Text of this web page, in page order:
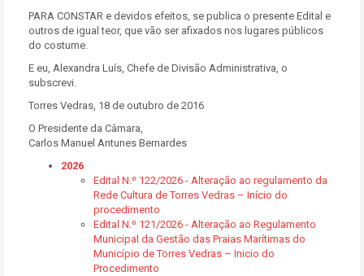
PARA CONSTAR e devidos efeitos, se publica o presente Edital e
outros de igual teor, que vão ser afixados nos lugares públicos
do costume.
E eu, Alexandra Luís, Chefe de Divisão Administrativa, o
subscrevi.
Torres Vedras, 18 de outubro de 2016
O Presidente da Câmara,
Carlos Manuel Antunes Bernardes
2026
Edital N.º 122/2026 - Alteração ao regulamento da
Rede Cultura de Torres Vedras – Início do
procedimento
Edital N.º 121/2026 - Alteração ao Regulamento
Municipal da Gestão das Praias Marítimas do
Município de Torres Vedras – Inicio do
Procedimento